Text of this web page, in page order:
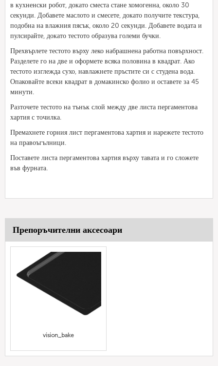
в кухненски робот, докато сместа стане хомогенна, около 30
секунди. Добавете маслото и смесете, докато получите текстура,
подобна на влажния пясък, около 20 секунди. Добавете водата и
пулсирайте, докато тестото образува големи бучки.
Прехвърлете тестото върху леко набрашнена работна повърхност.
Разделете го на две и оформете всяка половина в квадрат. Ако
тестото изглежда сухо, навлажнете пръстите си с студена вода.
Опаковайте всеки квадрат в домакинско фолио и оставете за 45
минути.
Разточете тестото на тънък слой между две листа пергаментова
хартия с точилка.
Премахнете горния лист пергаментова хартия и нарежете тестото
на правоъгълници.
Поставете листа пергаментова хартия върху тавата и го сложете
във фурната.
Препоръчителни аксесоари
vision_bake